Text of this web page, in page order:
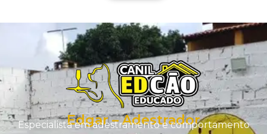
Edgar – Adestrador
Especialista em adestramento e comportamento